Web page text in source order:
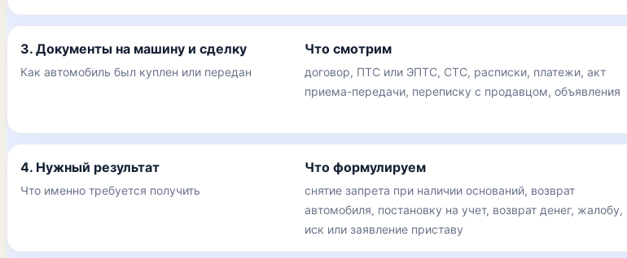
3. Документы на машину и сделку
Как автомобиль был куплен или передан
Что смотрим
договор, ПТС или ЭПТС, СТС, расписки, платежи, акт
приема-передачи, переписку с продавцом, объявления
4. Нужный результат
Что именно требуется получить
Что формулируем
снятие запрета при наличии оснований, возврат
автомобиля, постановку на учет, возврат денег, жалобу,
иск или заявление приставу